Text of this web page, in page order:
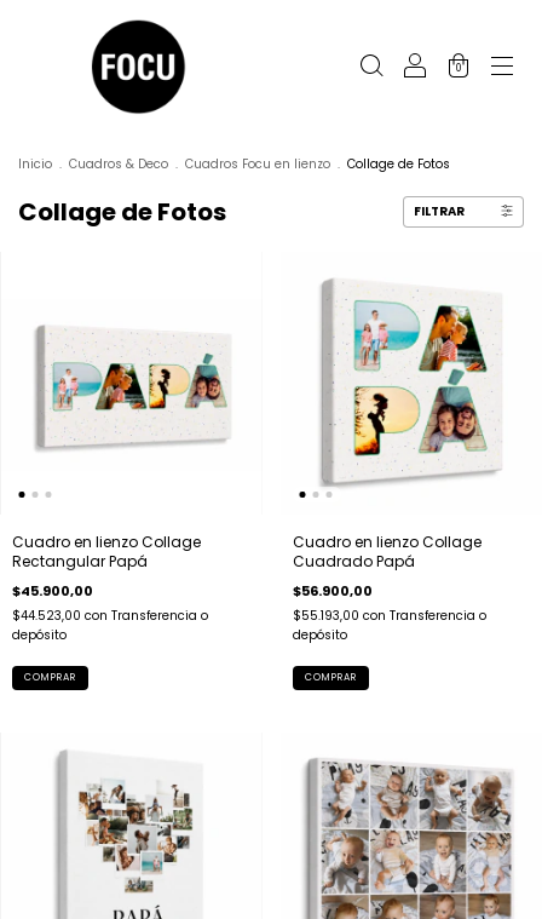
0
Inicio . Cuadros & Deco . Cuadros Focu en lienzo . Collage de Fotos
Collage de Fotos FILTRAR
Cuadro en lienzo Collage
Rectangular Papá
$45.900,00
$44.523,00 con Transferencia o
depósito
COMPRAR
Cuadro en lienzo Collage
Cuadrado Papá
$56.900,00
$55.193,00 con Transferencia o
depósito
COMPRAR